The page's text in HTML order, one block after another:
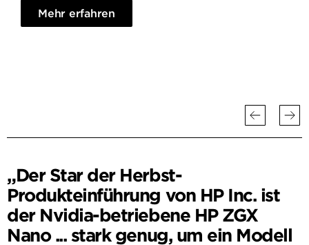
Mehr erfahren
„Das Kernprinzip einer winzigen,
aber leistungsstarken KI-
Workstation mit echten Blackwell-
GPU-Chops ist für viele